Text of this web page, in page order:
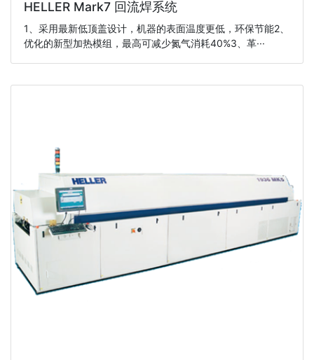
HELLER Mark7 回流焊系统
1、采用最新低顶盖设计，机器的表面温度更低，环保节能2、
优化的新型加热模组，最高可减少氮气消耗40%3、革···